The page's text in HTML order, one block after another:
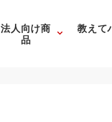
法人向け商
品
教えて